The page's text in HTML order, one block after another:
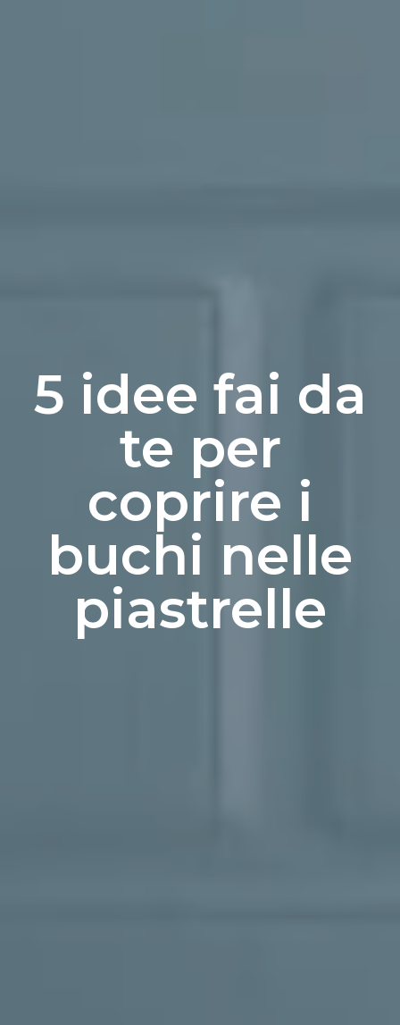
5 idee fai da
te per
coprire i
buchi nelle
piastrelle